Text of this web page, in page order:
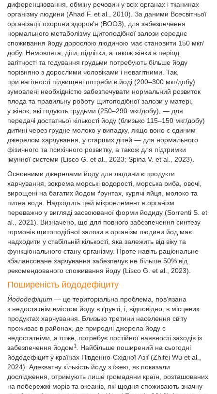
диференціювання, обміну речовин у всіх органах і тканинах
організму людини (Ahad F. et al., 2010). За даними Всесвітньої
організації охорони здоров’я (ВООЗ), для забезпечення
нормального метаболізму щитоподібної залози середнє
споживання йоду дорослою людиною має становити 150 мкг/
добу. Немовлята, діти, підлітки, а також жінки в період
вагітності та годування грудьми потребують більше йоду
порівняно з дорослими чоловіками і невагітними. Так,
при вагітності підвищені потреби в йоді (200–300 мкг/добу)
зумовлені необхідністю забезпечувати нормальний розвиток
плода та правильну роботу щитоподібної залози у матері,
у жінок, які годують грудьми (250–290 мкг/добу), — для
передачі достатньої кількості йоду (близько 115–150 мкг/добу)
дитині через грудне молоко у випадку, якщо воно є єдиним
джерелом харчування, у старших дітей — для нормального
фізичного та психічного розвитку, а також для підтримки
імунної системи (Lisco G. et al., 2023; Spina V. et al., 2023).
Основними джерелами йоду для людини є продукти
харчування, зокрема морські водорості, морська риба, овочі,
вирощені на багатих йодом ґрунтах, курячі яйця, молоко та
питна вода. Надходить цей мікроелемент в організм
переважно у вигляді засвоюваної форми йодиду (Sorrenti S. et
al., 2021). Визначено, що для повного забезпечення синтезу
гормонів щитоподібної залози в організм людини йод має
надходити у стабільній кількості, яка залежить від віку та
функціонального стану організму. Проте навіть раціональне
збалансоване харчування забезпечує не більше 50% від
рекомендованого споживання йоду (Lisco G. et al., 2023).
Поширеність йододефіциту
Йододефіцит — це територіальна проблема, пов’язана
з недостатнім вмістом йоду в ґрунті, і, відповідно, в місцевих
продуктах харчування. Близько третини населення світу
проживає в районах, де природні джерела йоду є
недостатніми, а отже, потребує постійної наявності заходів із
забезпечення йодом1
. Найбільше поширений на сьогодні
йододефіцит у країнах Південно-Східної Азії (Zhifei Wu et al.,
2024). Адекватну кількість йоду з їжею, як показали
дослідження, отримують лише громадяни країн, розташованих
на побережжі морів та океанів, які щодня споживають значну